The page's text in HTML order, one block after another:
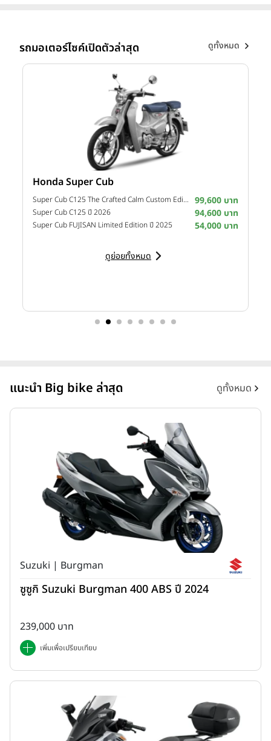
รถมอเตอร์ไซค์เปิดตัวล่าสุด ดูทั้งหมด
Honda Super Cub
Super Cub C125 The Crafted Calm Custom Edition ปี 2026 99,600 บาท
Super Cub C125 ปี 2026 94,600 บาท
Super Cub FUJISAN Limited Edition ปี 2025 54,000 บาท
ดูย่อยทั้งหมด
แนะนำ Big bike ล่าสุด ดูทั้งหมด
Suzuki | Burgman
ซูซูกิ Suzuki Burgman 400 ABS ปี 2024
239,000 บาท
เพิ่มเพื่อเปรียบเทียบ